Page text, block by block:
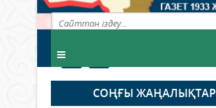
СОҢҒЫ ЖАҢАЛЫҚТАР